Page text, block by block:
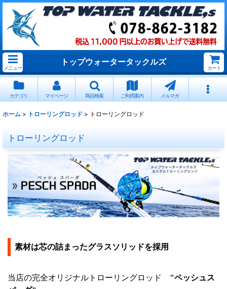
メニュー
トップウォータータックルズ
カート
カテゴリ マイページ 商品検索 ご利用案内 メルマガ
ホーム > トローリングロッド > トローリングロッド
トローリングロッド
素材は芯の詰まったグラスソリッドを採用
当店の完全オリジナルトローリングロッド "ペッシュス